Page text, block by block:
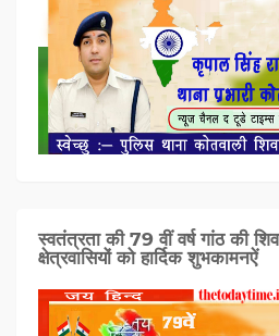
स्वतंत्रता की 79 वीं वर्ष गांठ की
क्षेत्रवासियों को हार्दिक शुभकामनऐं